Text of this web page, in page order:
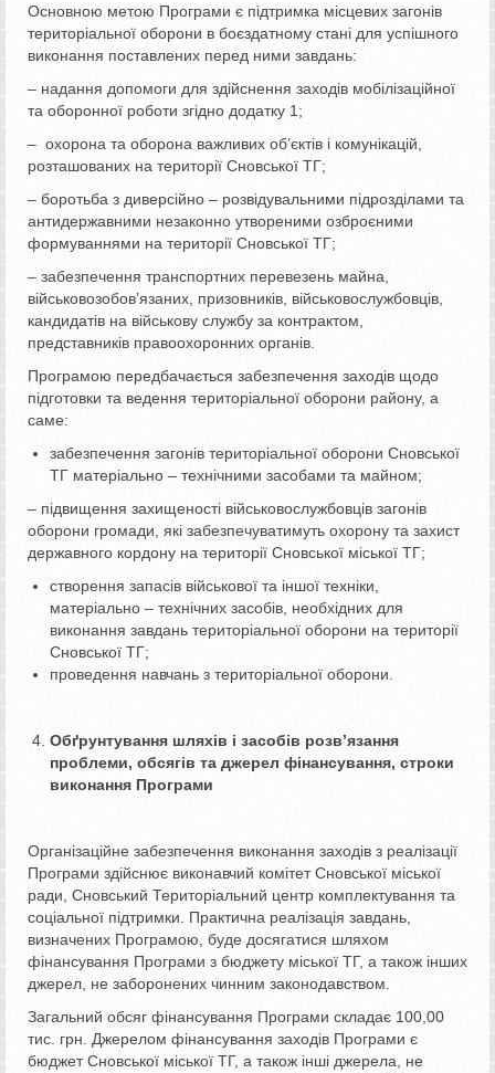
Основною метою Програми є підтримка місцевих загонів
територіальної оборони в боєздатному стані для успішного
виконання поставлених перед ними завдань:
– надання допомоги для здійснення заходів мобілізаційної
та оборонної роботи згідно додатку 1;
– охорона та оборона важливих об’єктів і комунікацій,
розташованих на території Сновської ТГ;
– боротьба з диверсійно – розвідувальними підрозділами та
антидержавними незаконно утвореними озброєними
формуваннями на території Сновської ТГ;
– забезпечення транспортних перевезень майна,
військовозобов’язаних, призовників, військовослужбовців,
кандидатів на військову службу за контрактом,
представників правоохоронних органів.
Програмою передбачається забезпечення заходів щодо
підготовки та ведення територіальної оборони району, а
саме:
забезпечення загонів територіальної оборони Сновської
ТГ матеріально – технічними засобами та майном;
– підвищення захищеності військовослужбовців загонів
оборони громади, які забезпечуватимуть охорону та захист
державного кордону на території Сновської міської ТГ;
створення запасів військової та іншої техніки,
матеріально – технічних засобів, необхідних для
виконання завдань територіальної оборони на території
Сновської ТГ;
проведення навчань з територіальної оборони.
Обґрунтування шляхів і засобів розв’язання
проблеми, обсягів та джерел фінансування, строки
виконання Програми
Організаційне забезпечення виконання заходів з реалізації
Програми здійснює виконавчий комітет Сновської міської
ради, Сновський Територіальний центр комплектування та
соціальної підтримки. Практична реалізація завдань,
визначених Програмою, буде досягатися шляхом
фінансування Програми з бюджету міської ТГ, а також інших
джерел, не заборонених чинним законодавством.
Загальний обсяг фінансування Програми складає 100,00
тис. грн. Джерелом фінансування заходів Програми є
бюджет Сновської міської ТГ, а також інші джерела, не